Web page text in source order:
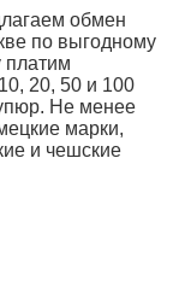
обмен
по выгодному
платим
20, 50 и 100
Не менее
марки,
и чешские